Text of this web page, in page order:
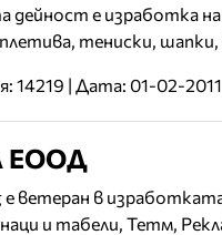
дейност е изработка
тениски, шапки,
14219 | Дата: 01-02-2011
ЕООД
е ветеран в
и табели, Тетм,